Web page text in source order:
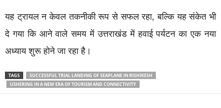
यह ट्रायल न केवल तकनीकी रूप से सफल रहा, बल्कि यह संकेत भी
दे गया कि आने वाले समय में उत्तराखंड में हवाई पर्यटन का एक नया
अध्याय शुरू होने जा रहा है।
TAGS
SUCCESSFUL TRIAL LANDING OF SEAPLANE IN RISHIKESH
USHERING IN A NEW ERA OF TOURISM AND CONNECTIVITY